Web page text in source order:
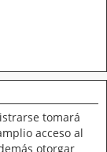
tomará
acceso al
otorgar